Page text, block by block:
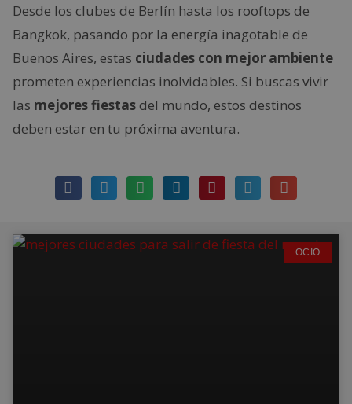
Desde los clubes de Berlín hasta los rooftops de
Bangkok, pasando por la energía inagotable de
Buenos Aires, estas ciudades con mejor ambiente
prometen experiencias inolvidables. Si buscas vivir
las mejores fiestasdel mundo, estos destinos
deben estar en tu próxima aventura.
OCIO